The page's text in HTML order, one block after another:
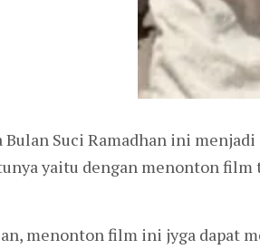
Bulan Suci Ramadhan ini
yaitu dengan menonton film
menonton film ini jyga dapat